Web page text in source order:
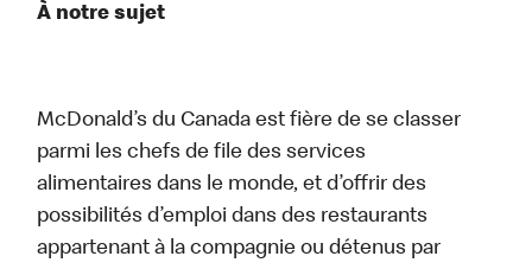
À notre sujet
McDonald’s du Canada est fière de se classer
parmi les chefs de file des services
alimentaires dans le monde, et d’offrir des
possibilités d’emploi dans des restaurants
appartenant à la compagnie ou détenus par